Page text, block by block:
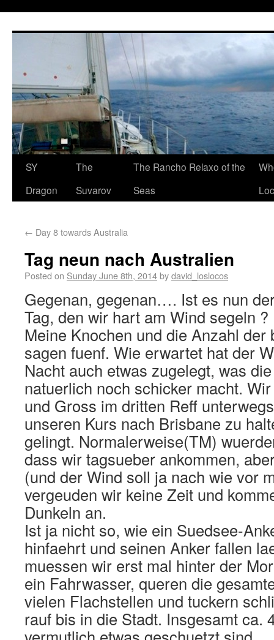
SY
Dragon
The
Suvarov
The Rancho Relaxo of the
Seas
← Day 8 towards Australia
Tag neun nach Australien
Posted on Sunday June 8th, 2014bydavid_loslocos
Gegenan, gegenan…. Ist es nun
Tag, den wir hart am Wind segeln
Meine Knochen und die Anzahl der
sagen fuenf. Wie erwartet hat der
Nacht auch etwas zugelegt, was
natuerlich noch schicker macht.
und Gross im dritten Reff
unseren Kurs nach Brisbane zu
gelingt. Normalerweise(TM)
dass wir tagsueber ankommen,
(und der Wind soll ja nach wie vor
vergeuden wir keine Zeit und
Dunkeln an.
Ist ja nicht so, wie ein Suedsee-
hinfaehrt und seinen Anker fallen
muessen wir erst mal hinter der
ein Fahrwasser, queren die
vielen Flachstellen und tuckern
rauf bis in die Stadt. Insgesamt ca.